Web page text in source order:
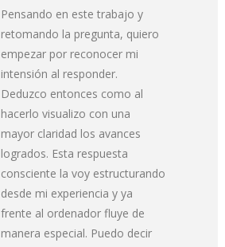
Pensando en este trabajo y
retomando la pregunta, quiero
empezar por reconocer mi
intensión al responder.
Deduzco entonces como al
hacerlo visualizo con una
mayor claridad los avances
logrados. Esta respuesta
consciente la voy estructurando
desde mi experiencia y ya
frente al ordenador fluye de
manera especial. Puedo decir